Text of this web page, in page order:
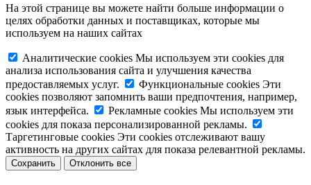
На этой странице вы можете найти больше информации о
целях обработки данных и поставщиках, которые мы
используем на наших сайтах
Аналитические cookies Мы используем эти cookies для
анализа использования сайта и улучшения качества
предоставляемых услуг.
Функциональные cookies Эти
cookies позволяют запомнить ваши предпочтения, например,
язык интерфейса.
Рекламные cookies Мы используем эти
cookies для показа персонализированной рекламы.
Таргетинговые cookies Эти cookies отслеживают вашу
активность на других сайтах для показа релевантной рекламы.
Сохранить Отклонить все